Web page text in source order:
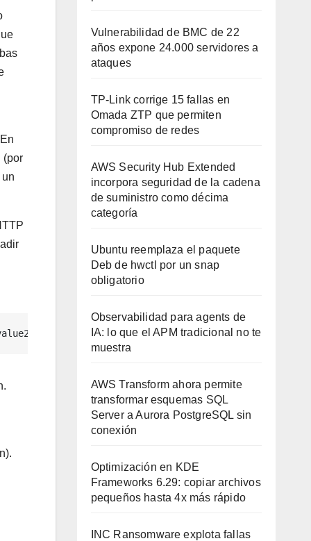
(por
Vulnerabilidad de BMC de 22
años expone 24.000 servidores a
ataques
TP-Link corrige 15 fallas en
Omada ZTP que permiten
compromiso de redes
AWS Security Hub Extended
incorpora seguridad de la cadena
de suministro como décima
categoría
Ubuntu reemplaza el paquete
Deb de hwctl por un snap
obligatorio
Observabilidad para agents de
IA: lo que el APM tradicional no te
muestra
AWS Transform ahora permite
transformar esquemas SQL
Server a Aurora PostgreSQL sin
conexión
Optimización en KDE
Frameworks 6.29: copiar archivos
pequeños hasta 4x más rápido
INC Ransomware explota fallas